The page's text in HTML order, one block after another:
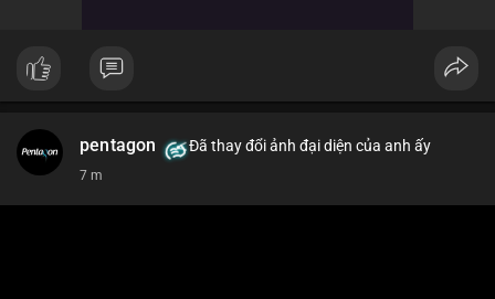
pentagon Đã thay đổi ảnh đại diện của anh ấy
7 m